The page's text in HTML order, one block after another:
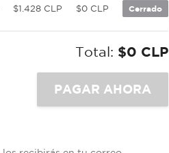
$1.428 CLP $0 CLP Cerrado
Total: $0 CLP